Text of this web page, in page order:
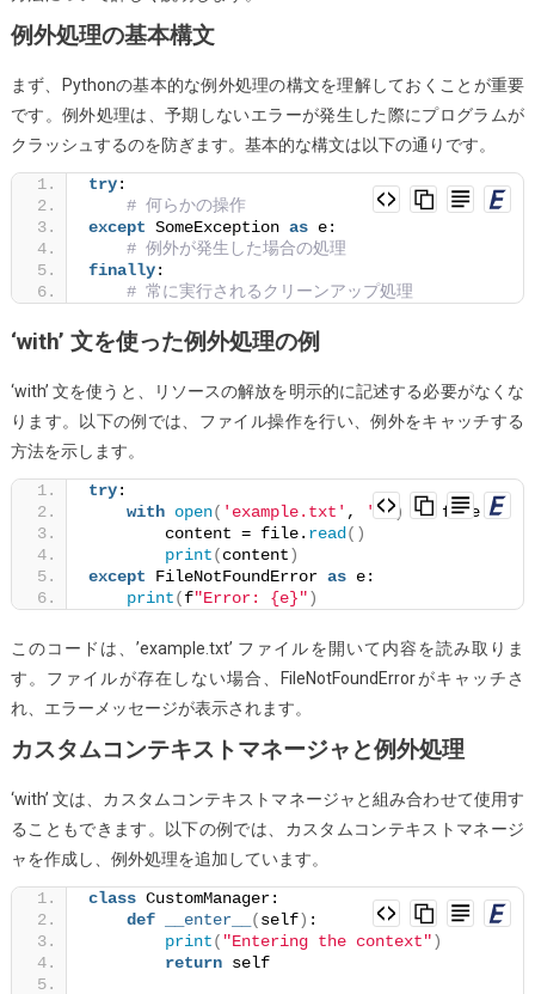
外
を
キ
ャ
ッ
る
例外処理の基本構文
まず、Pythonの基本的な例外処理の構文を理解しておくことが重要
です。例外処理は、予期しないエラーが発生した際にプログラムが
クラッシュするのを防ぎます。基本的な構文は以下の通りです。
try:
# 何らかの操作
except SomeException as e:
# 例外が発生した場合の処理
finally:
# 常に実行されるクリーンアップ処理
‘with’ 文を使った例外処理の例
‘with’ 文を使うと、リソースの解放を明示的に記述する必要がなくな
ります。以下の例では、ファイル操作を行い、例外をキャッチする
方法を示します。
try:
with open( 'example.txt' , 'r') as file:
        content = file.
read ()
print(content)
except FileNotFoundError as e:
print(f"Error: {e}")
このコードは、’example.txt’ ファイルを開いて内容を読み取りま
す。ファイルが存在しない場合、FileNotFoundErrorがキャッチさ
れ、エラーメッセージが表示されます。
カスタムコンテキストマネージャと例外処理
‘with’ 文は、カスタムコンテキストマネージャと組み合わせて使用す
ることもできます。以下の例では、カスタムコンテキストマネージ
ャを作成し、例外処理を追加しています。
class CustomManager:
def
__enter__ (self) :
print( "Entering the context")
return self